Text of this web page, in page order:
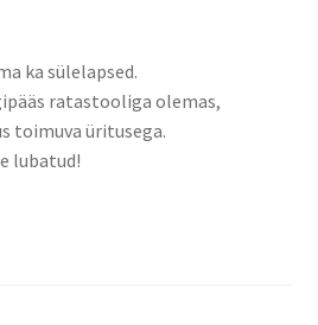
ka sülelapsed.
ratastooliga olemas,
toimuva üritusega.
lubatud!